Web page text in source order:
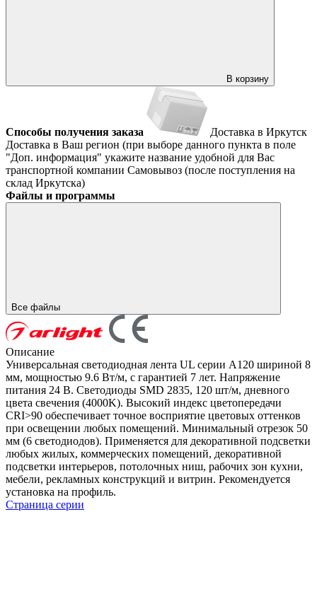
В корзину
Способы получения заказа
Доставка в Иркутск
Доставка в Ваш регион (при выборе данного пункта в поле
"Доп. информация" укажите название удобной для Вас
транспортной компании Самовывоз (после поступления на
склад Иркутска)
Файлы и программы
Все файлы
Описание
Универсальная светодиодная лента UL серии A120 шириной 8
мм, мощностью 9.6 Вт/м, с гарантией 7 лет. Напряжение
питания 24 В. Светодиоды SMD 2835, 120 шт/м, дневного
цвета свечения (4000K). Высокий индекс цветопередачи
CRI>90 обеспечивает точное восприятие цветовых оттенков
при освещении любых помещений. Минимальный отрезок 50
мм (6 светодиодов). Применяется для декоративной подсветки
любых жилых, коммерческих помещений, декоративной
подсветки интерьеров, потолочных ниш, рабочих зон кухни,
мебели, рекламных конструкций и витрин. Рекомендуется
установка на профиль.
Страница серии